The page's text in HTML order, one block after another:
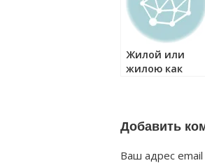
Жилой или
жилою как
Добавить
Ваш адрес email